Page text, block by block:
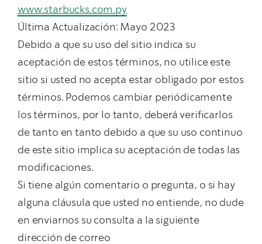
www.starbucks.com.py
Última Actualización: Mayo 2023
Debido a que su uso del sitio indica su
aceptación de estos términos, no utilice este
sitio si usted no acepta estar obligado por estos
términos. Podemos cambiar periódicamente
los términos, por lo tanto, deberá verificarlos
de tanto en tanto debido a que su uso continuo
de este sitio implica su aceptación de todas las
modificaciones.
Si tiene algún comentario o pregunta, o si hay
alguna cláusula que usted no entiende, no dude
en enviarnos su consulta a la siguiente
dirección de correo